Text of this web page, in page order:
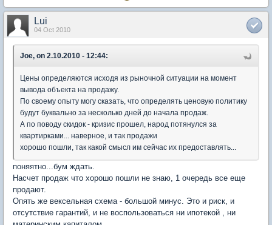
Lui
04 Oct 2010
Joe, on 2.10.2010 - 12:44:
Цены определяются исходя из рыночной ситуации на момент
вывода объекта на продажу.
По своему опыту могу сказать, что определять ценовую политику
будут буквально за несколько дней до начала продаж.
А по поводу скидок - кризис прошел, народ потянулся за
квартирками... наверное, и так продажи
хорошо пошли, так какой смысл им сейчас их предоставлять...
поняятно...бум ждать.
Насчет продаж что хорошо пошли не знаю, 1 очередь все еще
продают.
Опять же вексельная схема - большой минус. Это и риск, и
отсутствие гарантий, и не воспользоваться ни ипотекой , ни